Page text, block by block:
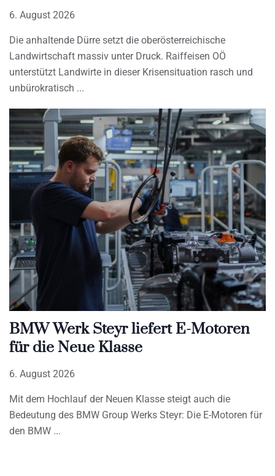
6. August 2026
Die anhaltende Dürre setzt die oberösterreichische
Landwirtschaft massiv unter Druck. Raiffeisen OÖ
unterstützt Landwirte in dieser Krisensituation rasch und
unbürokratisch
BMW Werk Steyr liefert E-Motoren
für die Neue Klasse
6. August 2026
Mit dem Hochlauf der Neuen Klasse steigt auch die
Bedeutung des BMW Group Werks Steyr: Die E-Motoren für
den BMW